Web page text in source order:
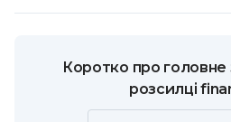
Коротко про головне
розсилці